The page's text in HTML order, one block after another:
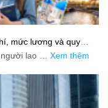
mức lương và quy
người lao … Xem thêm